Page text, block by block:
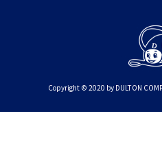
Copyright © 2020 by DULTON